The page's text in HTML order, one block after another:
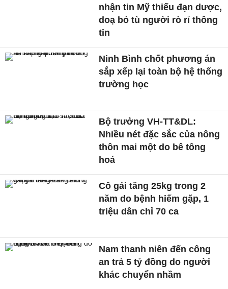
nhận tin Mỹ thiếu đạn dược,
doạ bỏ tù người rò rỉ thông
tin
Ninh Bình chốt phương án
sắp xếp lại toàn bộ hệ thống
trường học
Bộ trưởng VH-TT&DL:
Nhiều nét đặc sắc của nông
thôn mai một do bê tông
hoá
Cô gái tăng 25kg trong 2
năm do bệnh hiếm gặp, 1
triệu dân chỉ 70 ca
Nam thanh niên đến công
an trả 5 tỷ đồng do người
khác chuyển nhầm